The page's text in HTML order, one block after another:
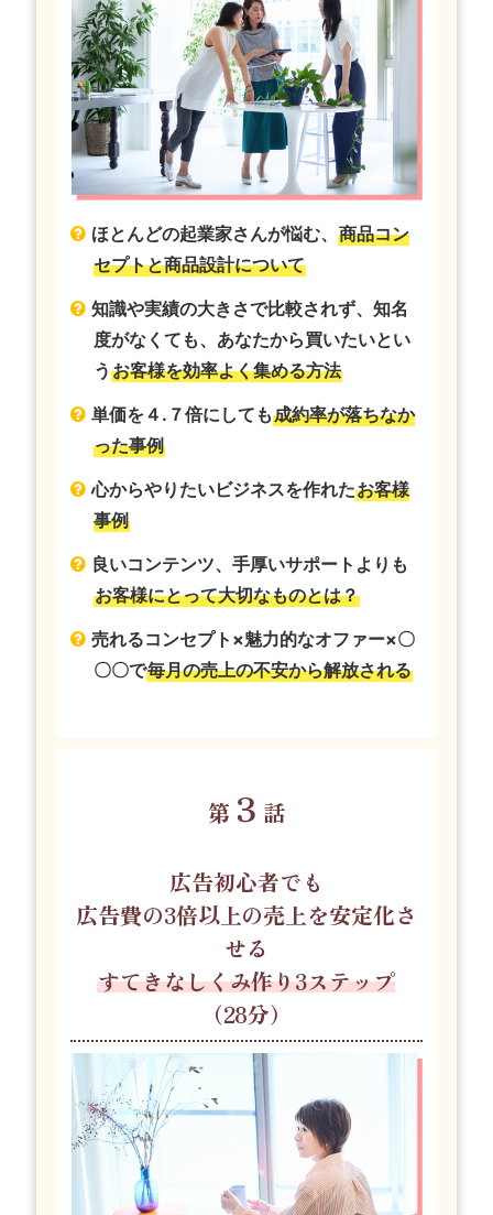
ほとんどの起業家さんが悩む、 商品コン
セプトと商品設計について
知識や実績の大きさで比較されず、知名
度がなくても、あなたから買いたいとい
うお客様を効率よく集める方法
単価を４.７倍にしても成約率が落ちなか
った事例
心からやりたいビジネスを作れたお客様
事例
良いコンテンツ、手厚いサポートよりも
お客様にとって大切なものとは？
売れるコンセプト×魅力的なオファー×〇
〇〇で毎月の売上の不安から解放される
第 ３ 話
広告初心者でも
広告費の3倍以上の売上を安定化さ
せる
すてきなしくみ作り3ステップ
（28分）